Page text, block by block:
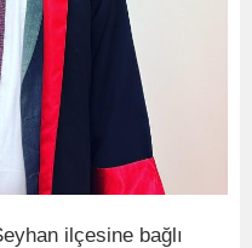
ilçesine bağlı